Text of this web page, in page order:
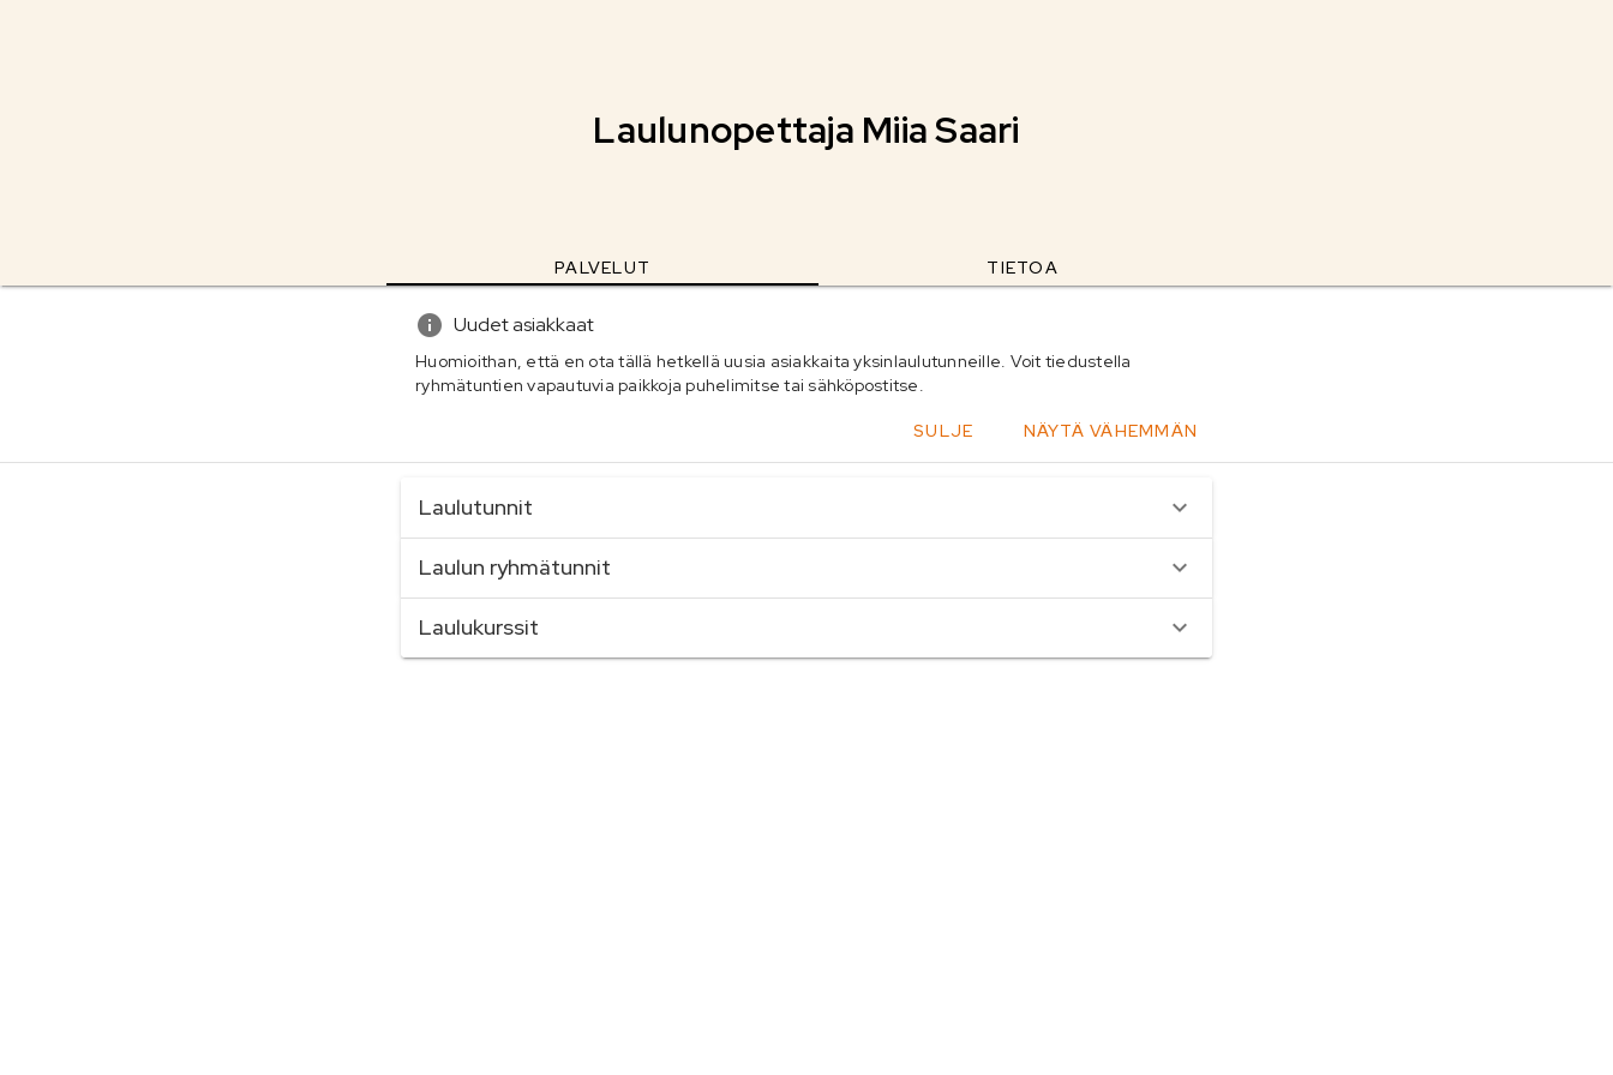
Laulunopettaja Miia Saari
PALVELUT TIETOA
Uudet asiakkaat
Huomioithan, että en ota tällä hetkellä uusia asiakkaita yksinlaulutunneille. Voit tiedustella
ryhmätuntien vapautuvia paikkoja puhelimitse tai sähköpostitse.
SULJE NÄYTÄ VÄHEMMÄN
palvelukategoriat
Laulutunnit
Laulun ryhmätunnit
Laulukurssit